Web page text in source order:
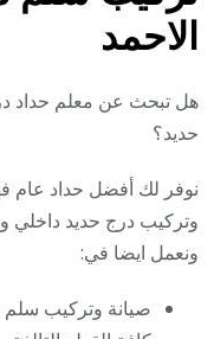
الاحمد
هل تبحث عن معلم حداد
حديد؟
نوفر لك أفضل حداد عام
وتركيب درج حديد داخلي
ونعمل ايضا في:
صيانة وتركيب سلم